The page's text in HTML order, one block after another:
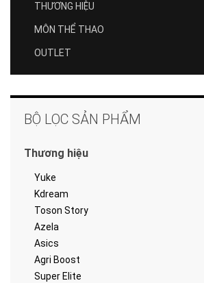
THƯƠNG HIỆU
MÔN THỂ THAO
OUTLET
BỘ LỌC SẢN PHẨM
Thương hiệu
Yuke
Kdream
Toson Story
Azela
Asics
Agri Boost
Super Elite